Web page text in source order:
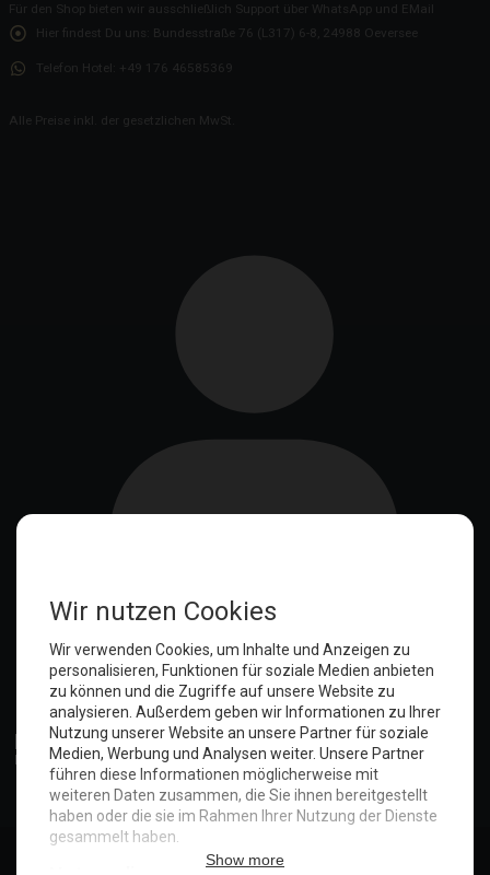
Für den Shop bieten wir ausschließlich Support über WhatsApp und EMail
Hier findest Du uns:
Bundesstraße 76 (L317) 6-8, 24988 Oeversee
Telefon Hotel: +49 176 46585369
Alle Preise inkl. der gesetzlichen MwSt.
Anmelden